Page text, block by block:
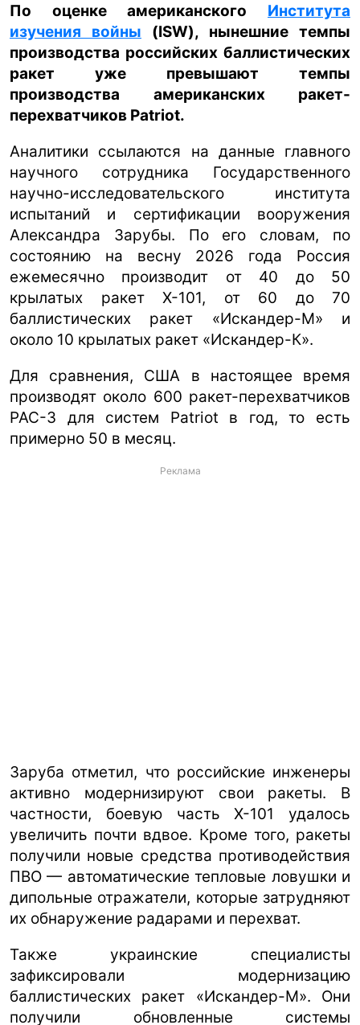
По оценке американского Института
изучения войны (ISW), нынешние темпы
производства российских баллистических
ракет уже превышают темпы
производства американских ракет-
перехватчиков Patriot.
Аналитики ссылаются на данные главного
научного сотрудника Государственного
научно-исследовательского института
испытаний и сертификации вооружения
Александра Зарубы. По его словам, по
состоянию на весну 2026 года Россия
ежемесячно производит от 40 до 50
крылатых ракет Х-101, от 60 до 70
баллистических ракет «Искандер-М» и
около 10 крылатых ракет «Искандер-К».
Для сравнения, США в настоящее время
производят около 600 ракет-перехватчиков
PAC-3 для систем Patriot в год, то есть
примерно 50 в месяц.
Реклама
Заруба отметил, что российские инженеры
активно модернизируют свои ракеты. В
частности, боевую часть Х-101 удалось
увеличить почти вдвое. Кроме того, ракеты
получили новые средства противодействия
ПВО — автоматические тепловые ловушки и
дипольные отражатели, которые затрудняют
их обнаружение радарами и перехват.
Также украинские специалисты
зафиксировали модернизацию
баллистических ракет «Искандер-М». Они
получили обновленные системы